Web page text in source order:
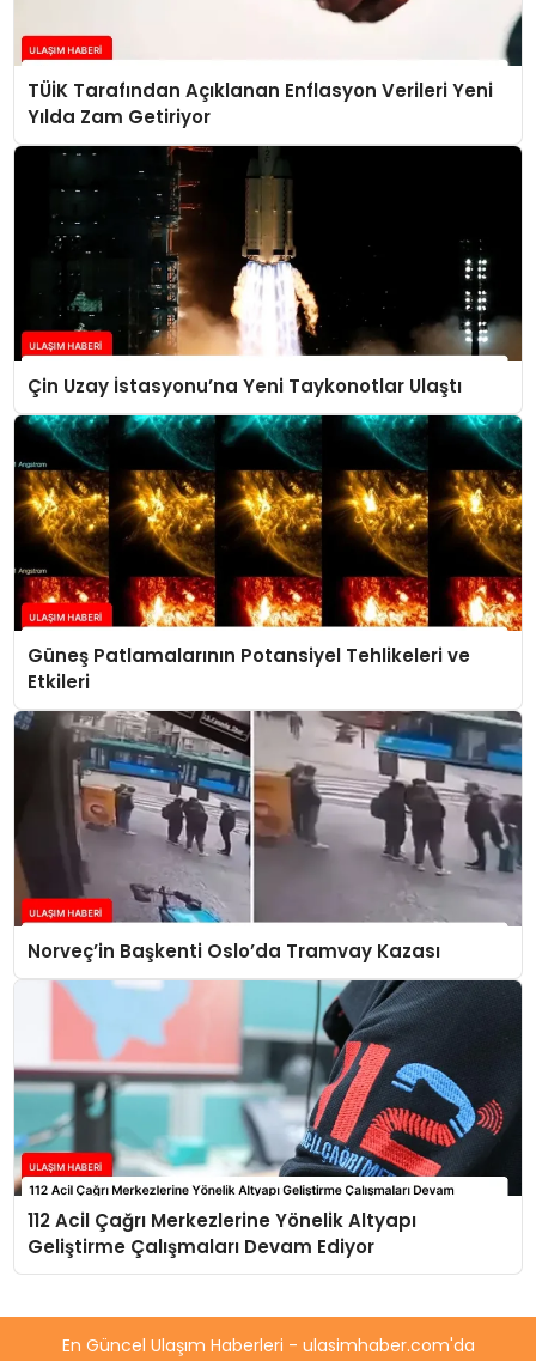
TÜİK Tarafından Açıklanan Enflasyon Verileri Yeni
Yılda Zam Getiriyor
Çin Uzay İstasyonu’na Yeni Taykonotlar Ulaştı
Güneş Patlamalarının Potansiyel Tehlikeleri ve
Etkileri
Norveç’in Başkenti Oslo’da Tramvay Kazası
112 Acil Çağrı Merkezlerine Yönelik Altyapı
Geliştirme Çalışmaları Devam Ediyor
En Güncel Ulaşım Haberleri - ulasimhaber.com'da